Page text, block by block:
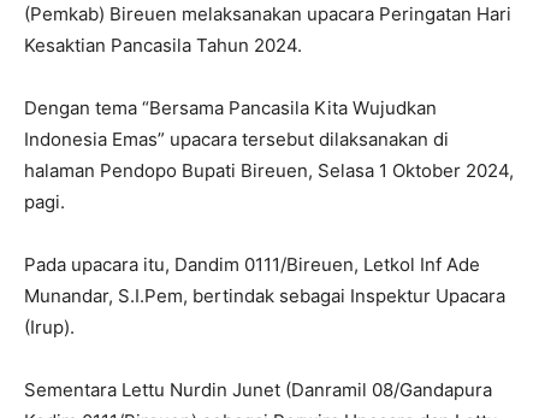
(Pemkab) Bireuen melaksanakan upacara Peringatan Hari
Kesaktian Pancasila Tahun 2024.
Dengan tema “Bersama Pancasila Kita Wujudkan
Indonesia Emas” upacara tersebut dilaksanakan di
halaman Pendopo Bupati Bireuen, Selasa 1 Oktober 2024,
pagi.
Pada upacara itu, Dandim 0111/Bireuen, Letkol Inf Ade
Munandar, S.I.Pem, bertindak sebagai Inspektur Upacara
(Irup).
Sementara Lettu Nurdin Junet (Danramil 08/Gandapura